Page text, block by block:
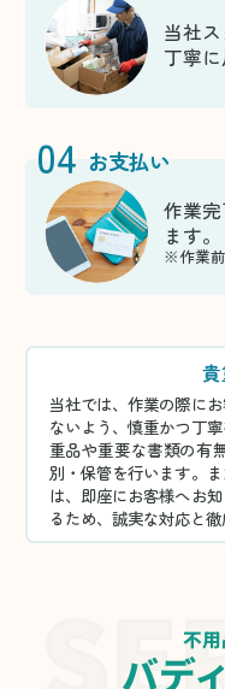
当社
丁寧
04 お支払い
作業
ます。
※作業前
当社では、作業の際に
ないよう、慎重かつ丁
重品や重要な書類の有
別・保管を行います。
は、即座にお客様へお
るため、誠実な対応と
不
バデ